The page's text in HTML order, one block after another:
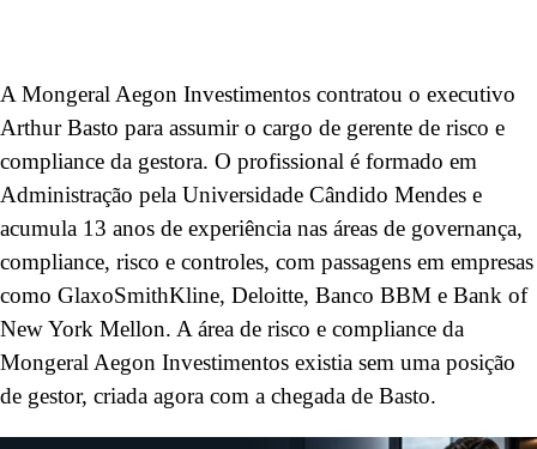
A Mongeral Aegon Investimentos contratou o executivo
Arthur Basto para assumir o cargo de gerente de risco e
compliance da gestora. O profissional é formado em
Administração pela Universidade Cândido Mendes e
acumula 13 anos de experiência nas áreas de governança,
compliance, risco e controles, com passagens em empresas
como GlaxoSmithKline, Deloitte, Banco BBM e Bank of
New York Mellon. A área de risco e compliance da
Mongeral Aegon Investimentos existia sem uma posição
de gestor, criada agora com a chegada de Basto.